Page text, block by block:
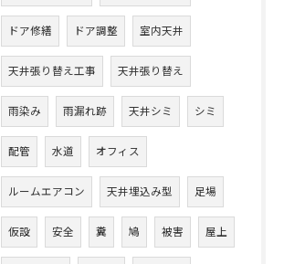
ドア修繕 ドア調整 室内天井
天井張り替え工事 天井張り替え
雨染み 雨漏れ跡 天井シミ シミ
配管 水道 オフィス
ルームエアコン 天井埋込み型 足場
仮設 安全 糞 鳩 被害 屋上